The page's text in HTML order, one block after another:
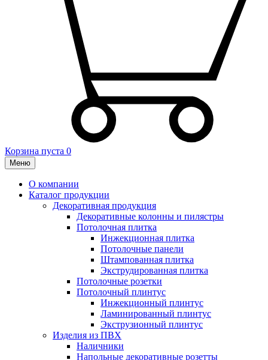
Корзина пуста 0
Меню
О компании
Каталог продукции
Декоративная продукция
Декоративные колонны и пилястры
Потолочная плитка
Инжекционная плитка
Потолочные панели
Штампованная плитка
Экструдированная плитка
Потолочные розетки
Потолочный плинтус
Инжекционный плинтус
Ламинированный плинтус
Экструзионный плинтус
Изделия из ПВХ
Наличники
Напольные декоративные розетты